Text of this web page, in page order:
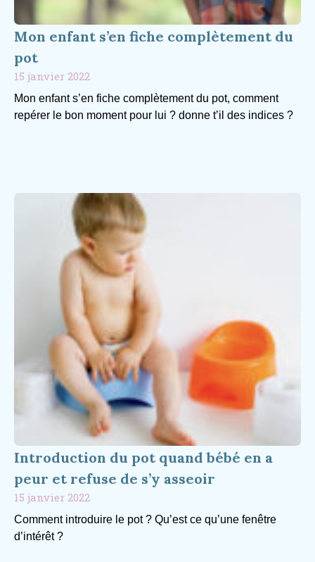
Mon enfant s’en fiche complètement du
pot
15 janvier 2022
Mon enfant s’en fiche complètement du pot, comment
repérer le bon moment pour lui ? donne t’il des indices ?
Introduction du pot quand bébé en a
peur et refuse de s’y asseoir
15 janvier 2022
Comment introduire le pot ? Qu’est ce qu’une fenêtre
d’intérêt ?